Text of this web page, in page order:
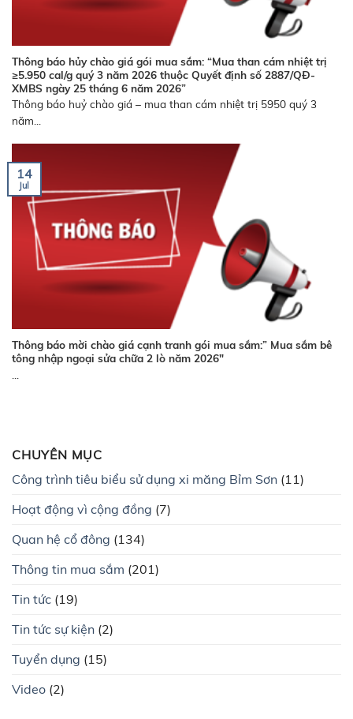
Thông báo hủy chào giá gói mua sắm: “Mua than cám nhiệt trị
≥5.950 cal/g quý 3 năm 2026 thuộc Quyết định số 2887/QĐ-
XMBS ngày 25 tháng 6 năm 2026”
Thông báo huỷ chào giá – mua than cám nhiệt trị 5950 quý 3
năm...
Thông báo mời chào giá cạnh tranh gói mua sắm:” Mua sắm bê
tông nhập ngoại sửa chữa 2 lò năm 2026″
14
Jul
CHUYÊN MỤC
Công trình tiêu biểu sử dụng xi măng Bỉm Sơn (11)
Hoạt động vì cộng đồng (7)
Quan hệ cổ đông (134)
Thông tin mua sắm (201)
Tin tức (19)
Tin tức sự kiện (2)
Tuyển dụng (15)
Video (2)